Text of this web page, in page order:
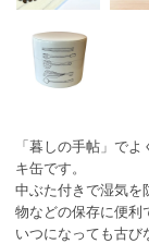
「暮しの手帖」で
キ缶です。
中ぶた付きで湿気を
物などの保存に便利
いつになっても古び